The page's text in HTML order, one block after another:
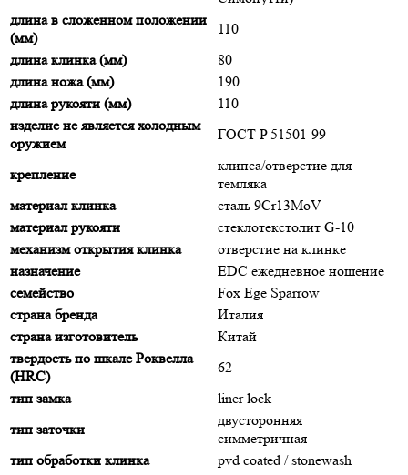
длина в сложенном положении
(мм)
110
длина клинка (мм)
80
длина ножа (мм)
190
длина рукояти (мм)
110
изделие не является холодным
оружием
ГОСТ P 51501-99
крепление
клипса/отверстие для
темляка
материал клинка
сталь 9Cr13MoV
материал рукояти
стеклотекстолит G-10
механизм открытия клинка
отверстие на клинке
назначение
EDC ежедневное ношение
семейство
Fox Ege Sparrow
страна бренда
Италия
страна изготовитель
Китай
твердость по шкале Роквелла
(HRC)
62
тип замка
liner lock
тип заточки
двусторонняя
симметричная
тип обработки клинка
pvd coated / stonewash